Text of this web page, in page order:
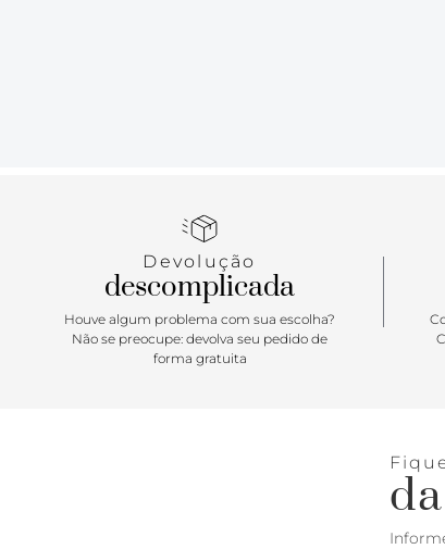
Devolução
descomplicada
Houve algum problema com sua escolha?
Não se preocupe: devolva seu pedido de
forma gratuita